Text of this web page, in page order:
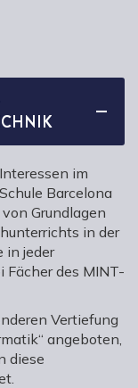
im
Barcelona
Grundlagen
in der
in jeder
Fächer des MINT-
Vertiefung
angeboten,
diese